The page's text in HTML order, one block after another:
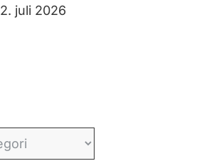
2. juli 2026